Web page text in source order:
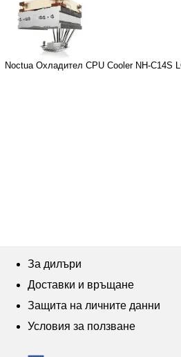
Noctua Охладител CPU Cooler NH-C14S
За дилъри
Доставки и връщане
Защита на личните данни
Условия за ползване